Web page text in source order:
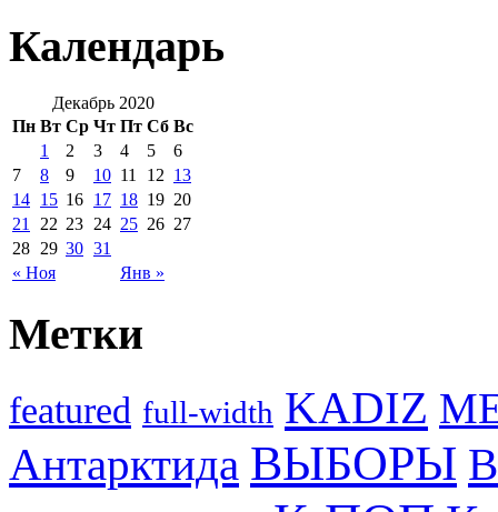
Календарь
Декабрь 2020
Пн Вт Ср Чт Пт Сб Вс
« Ноя Янв »
1 2 3 4 5
6
7
8 9 10 11 12 13
14 15 16 17 18 19 20
21
22 23 24 25 26 27
28 29 30 31
Метки
featured full-width KADIZ
Антарктида ВЫБОРЫ